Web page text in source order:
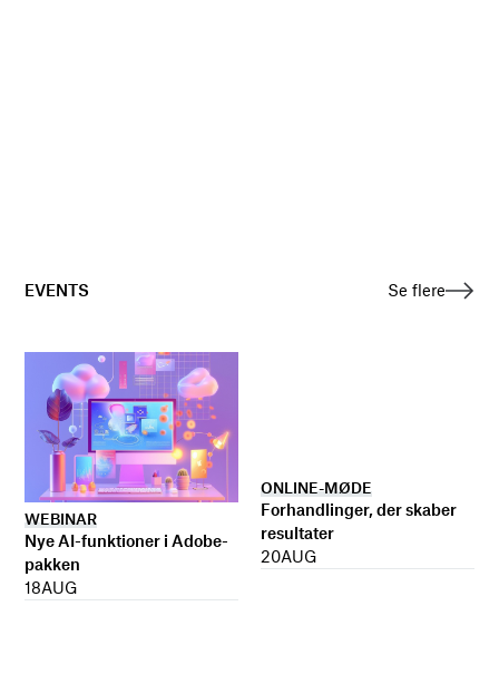
EVENTS Se flere
WEBINAR
Nye AI-funktioner i Adobe-
pakken
18AUG
ONLINE-MØDE
Forhandlinger, der skaber
resultater
20AUG